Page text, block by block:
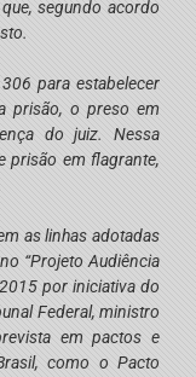
segundo acordo
para estabelecer
prisão, o preso em
do juiz. Nessa
prisão em flagrante,
as linhas adotadas
“Projeto Audiência
por iniciativa do
Federal, ministro
em pactos e
como o Pacto